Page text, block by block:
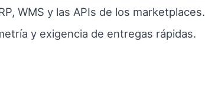
WMS y las APIs de los marketplaces.
y exigencia de entregas rápidas.